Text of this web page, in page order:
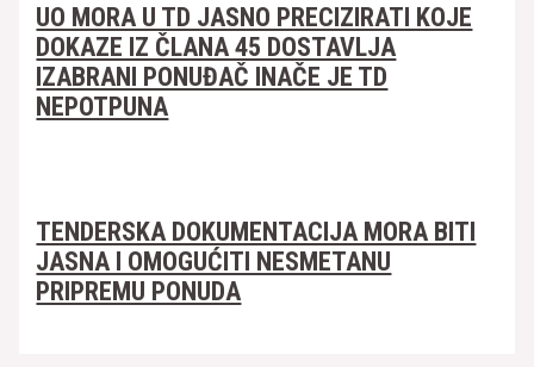
UO MORA U TD JASNO PRECIZIRATI KOJE
DOKAZE IZ ČLANA 45 DOSTAVLJA
IZABRANI PONUĐAČ INAČE JE TD
NEPOTPUNA
TENDERSKA DOKUMENTACIJA MORA BITI
JASNA I OMOGUĆITI NESMETANU
PRIPREMU PONUDA